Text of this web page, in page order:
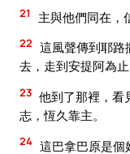
21 主與他們同在，
22 這風聲傳到耶路
去，走到安提阿為止
23 他到了那裡，看
志，恆久靠主。
24 這巴拿巴原是個